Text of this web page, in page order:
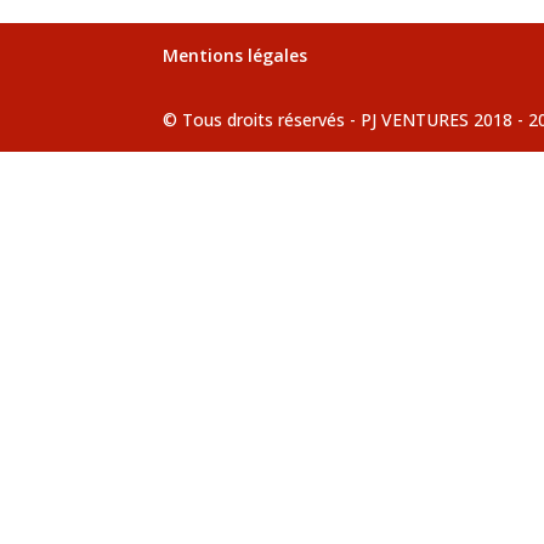
Mentions légales
© Tous droits réservés - PJ VENTURES 2018 -